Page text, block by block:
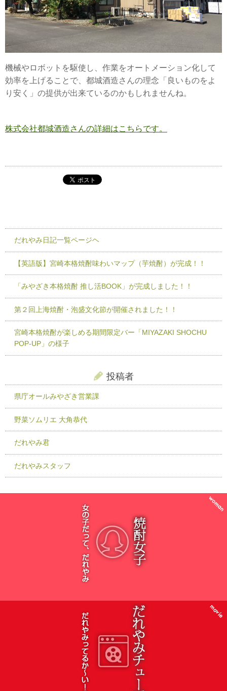
機械やロボットを駆使し、作業をオートメーション化して
効率を上げることで、都城酒造さんの理念「良いものをよ
り安く」の提供が出来ているのかもしれませんね。
株式会社都城酒造さんの詳細はこちらです。
だれやみ日記一覧ページヘ
【英語版】宮崎本格焼酎味わいマップ（芋焼酎）が完成！！
「みやざき本格焼酎 推し活BOOK」が完成しました！！
第２回上海焼酎・泡盛文化節が開催されました！！
宮崎本格焼酎が楽しめる期間限定バー「MIYAZAKI SHOCHU
POP-UP」の様子
投稿者
県庁オールみやざき営業課
野菜ソムリエ 大角恭代
だれやみ君
だれやみスタッフ